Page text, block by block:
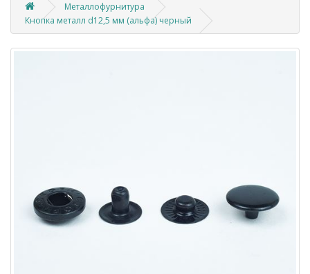
Металлофурнитура
Кнопка металл d12,5 мм (альфа) черный